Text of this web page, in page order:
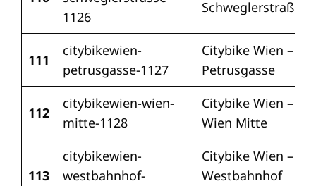
1126
Schweglerstraße
111
citybikewien-
petrusgasse-1127
Citybike Wien –
Petrusgasse
112
citybikewien-wien-
mitte-1128
Citybike Wien –
Wien Mitte
113
citybikewien-
westbahnhof-
Citybike Wien –
Westbahnhof